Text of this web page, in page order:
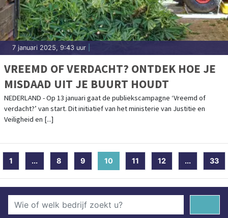
7 januari 2025, 9:43 uur
VREEMD OF VERDACHT? ONTDEK HOE JE
MISDAAD UIT JE BUURT HOUDT
NEDERLAND - Op 13 januari gaat de publiekscampagne ‘Vreemd of
verdacht?’ van start. Dit initiatief van het ministerie van Justitie en
Veiligheid en [...]
1 ... 8 9 10 (current)
11 12 ... 33